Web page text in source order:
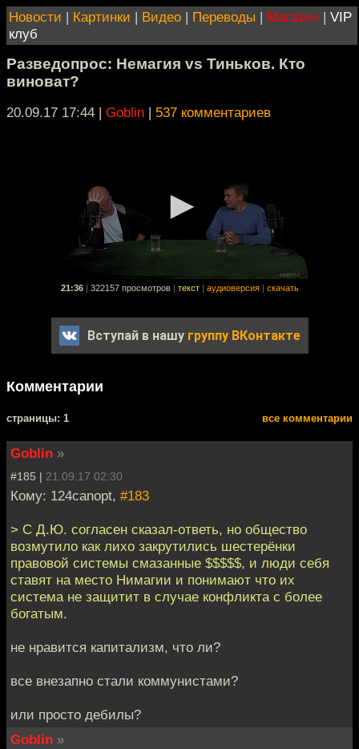
Новости | Картинки | Видео | Переводы | Магазин | VIP
клуб
Разведопрос: Немагия vs Тиньков. Кто
виноват?
20.09.17 17:44 | Goblin | 537 комментариев
21:36 322157 просмотров текст аудиоверсия скачать
Вступай в нашу группу ВКонтакте
Комментарии
cтраницы: 1 все комментарии
Goblin »
#185 | 21.09.17 02:30
Кому: 124canopt, #183
> С Д.Ю. согласен сказал-ответь, но общество
возмутило как лихо закрутились шестерёнки
правовой системы смазанные $$$$$, и люди себя
ставят на место Нимагии и понимают что их
система не защитит в случае конфликта с более
богатым.
не нравится капитализм, что ли?
все внезапно стали коммунистами?
или просто дебилы?
Goblin »